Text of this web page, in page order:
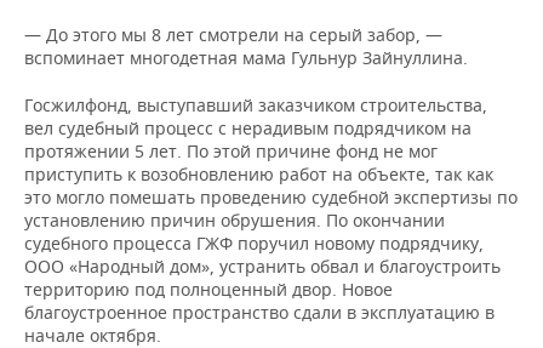
— До этого мы 8 лет смотрели на серый забор, —
вспоминает многодетная мама Гульнур Зайнуллина.
Госжилфонд, выступавший заказчиком строительства,
вел судебный процесс с нерадивым подрядчиком на
протяжении 5 лет. По этой причине фонд не мог
приступить к возобновлению работ на объекте, так как
это могло помешать проведению судебной экспертизы по
установлению причин обрушения. По окончании
судебного процесса ГЖФ поручил новому подрядчику,
ООО «Народный дом», устранить обвал и благоустроить
территорию под полноценный двор. Новое
благоустроенное пространство сдали в эксплуатацию в
начале октября.